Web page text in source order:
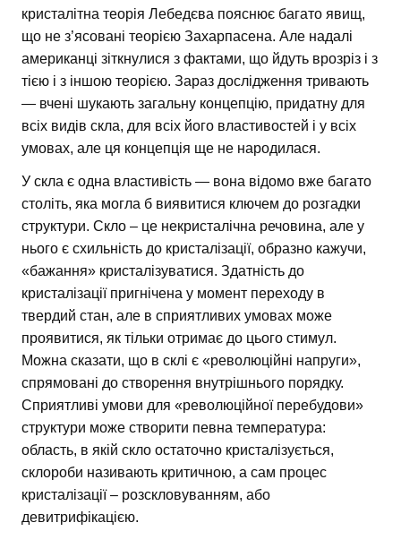
кристалітна теорія Лебедєва пояснює багато явищ,
що не з’ясовані теорією Захарпасена. Але надалі
американці зіткнулися з фактами, що йдуть врозріз і з
тією і з іншою теорією. Зараз дослідження тривають
— вчені шукають загальну концепцію, придатну для
всіх видів скла, для всіх його властивостей і у всіх
умовах, але ця концепція ще не народилася.
У скла є одна властивість — вона відомо вже багато
століть, яка могла б виявитися ключем до розгадки
структури. Скло – це некристалічна речовина, але у
нього є схильність до кристалізації, образно кажучи,
«бажання» кристалізуватися. Здатність до
кристалізації пригнічена у момент переходу в
твердий стан, але в сприятливих умовах може
проявитися, як тільки отримає до цього стимул.
Можна сказати, що в склі є «революційні напруги»,
спрямовані до створення внутрішнього порядку.
Сприятливі умови для «революційної перебудови»
структури може створити певна температура:
область, в якій скло остаточно кристалізується,
склороби називають критичною, а сам процес
кристалізації – розскловуванням, або
девитрифікацією.